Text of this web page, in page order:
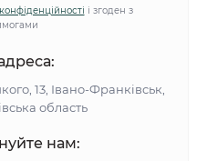
і згоден з
13, Івано-Франківськ,
область
нам: